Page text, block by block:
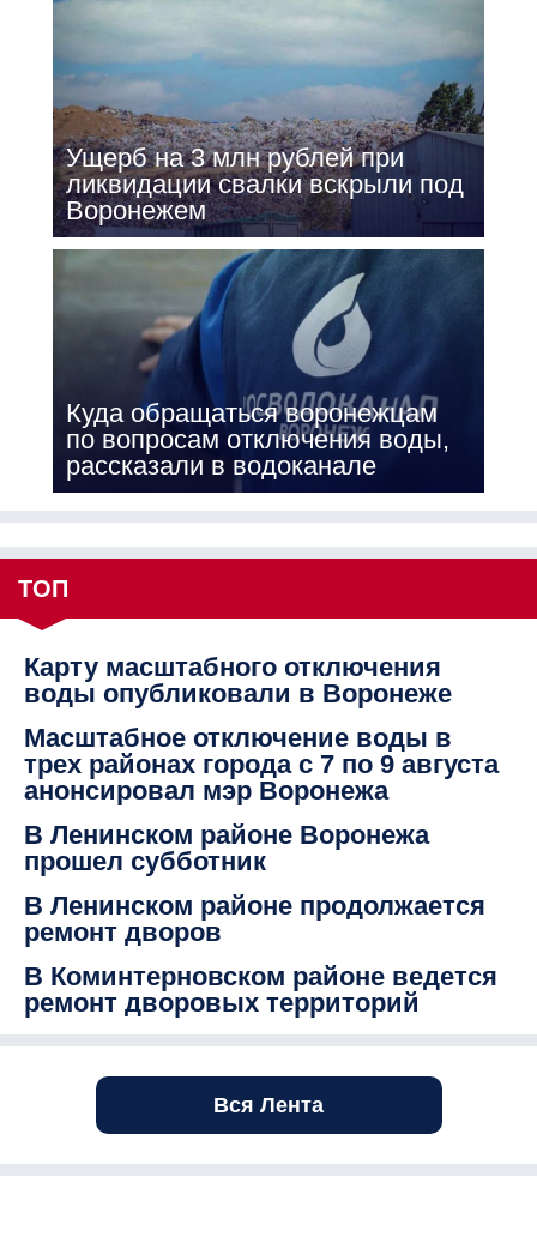
Ущерб на 3 млн рублей при
ликвидации свалки вскрыли под
Воронежем
Куда обращаться воронежцам
по вопросам отключения воды,
рассказали в водоканале
ТОП
Карту масштабного отключения
воды опубликовали в Воронеже
Масштабное отключение воды в
трех районах города с 7 по 9 августа
анонсировал мэр Воронежа
В Ленинском районе Воронежа
прошел субботник
В Ленинском районе продолжается
ремонт дворов
В Коминтерновском районе ведется
ремонт дворовых территорий
Вся Лента